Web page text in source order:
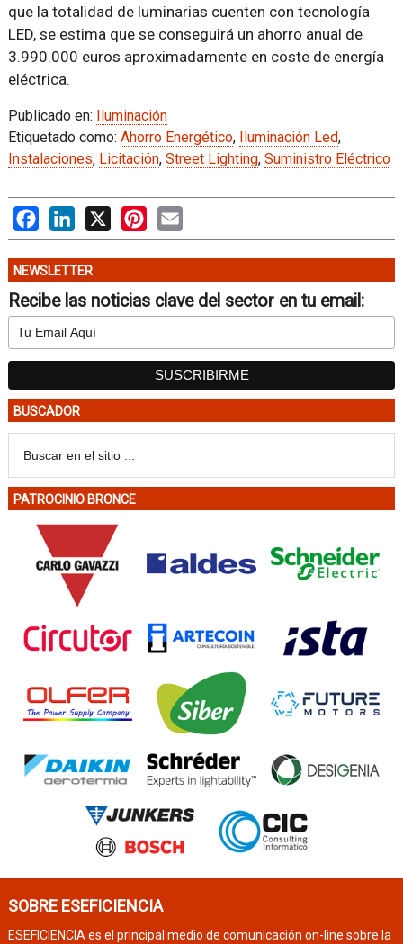
que la totalidad de luminarias cuenten con tecnología
LED, se estima que se conseguirá un ahorro anual de
3.990.000 euros aproximadamente en coste de energía
eléctrica.
Publicado en: Iluminación
Etiquetado como: Ahorro Energético, Iluminación Led,
Instalaciones, Licitación, Street Lighting, Suministro Eléctrico
FacebookLinkedIn
X PinterestEmail
NEWSLETTER
Recibe las noticias clave del sector en tu email:
BUSCADOR
PATROCINIO BRONCE
SOBRE ESEFICIENCIA
ESEFICIENCIA es el principal medio de comunicación on-line sobre la